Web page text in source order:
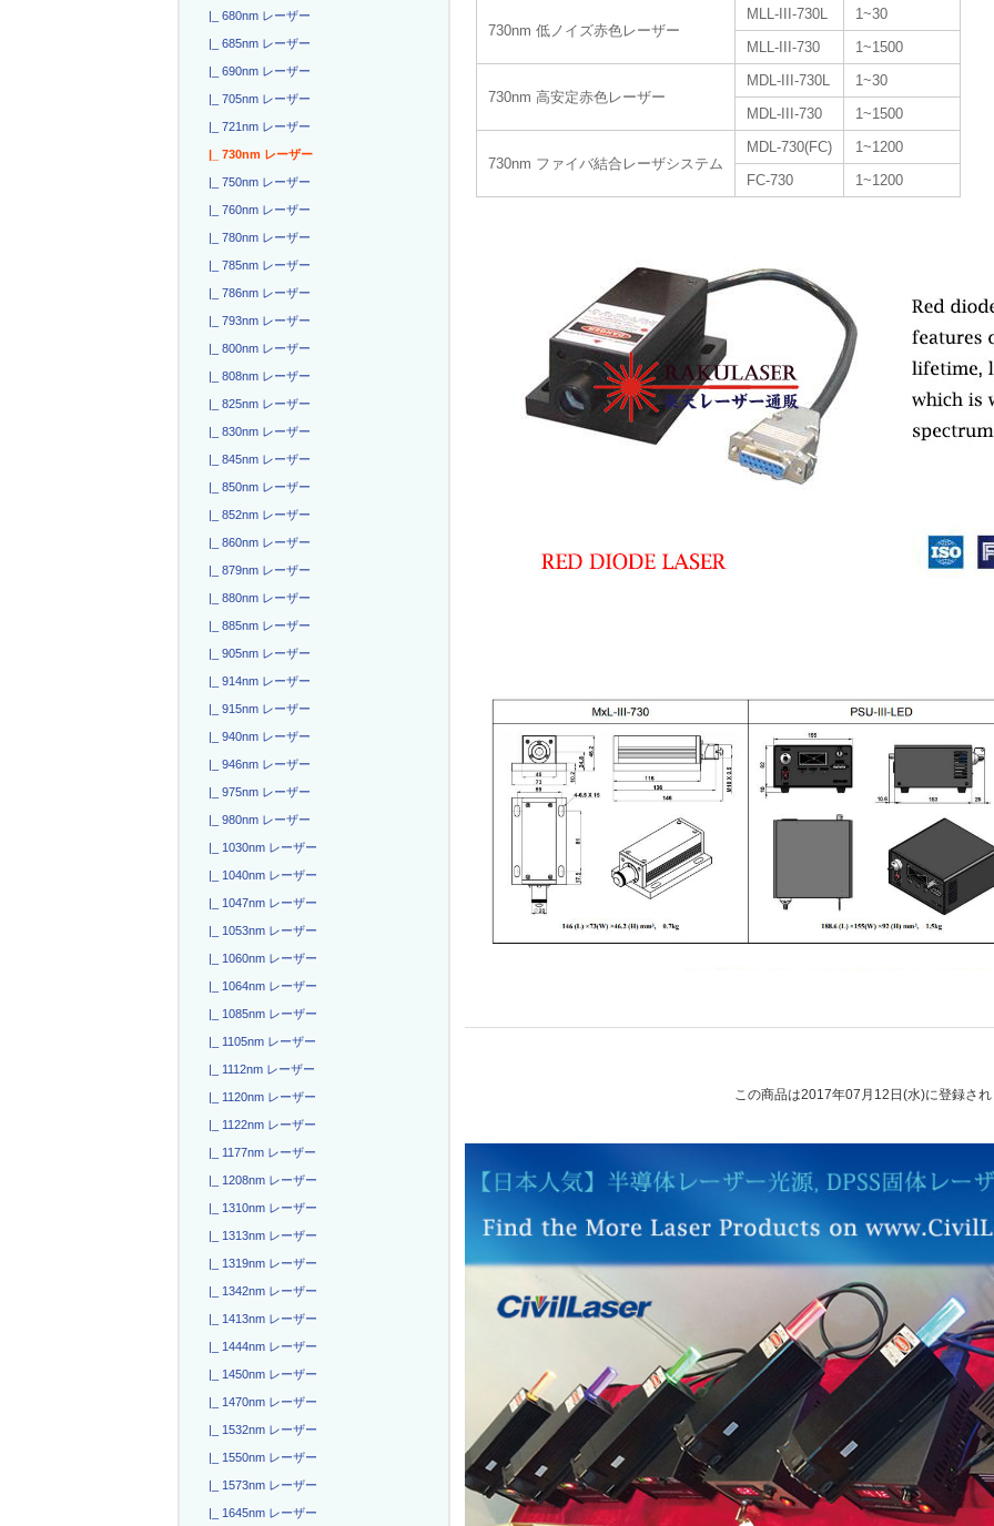
|_ 680nm レーザー
|_ 685nm レーザー
|_ 690nm レーザー
|_ 705nm レーザー
|_ 721nm レーザー
|_ 730nm レーザー
|_ 750nm レーザー
|_ 760nm レーザー
|_ 780nm レーザー
|_ 785nm レーザー
|_ 786nm レーザー
|_ 793nm レーザー
|_ 800nm レーザー
|_ 808nm レーザー
|_ 825nm レーザー
|_ 830nm レーザー
|_ 845nm レーザー
|_ 850nm レーザー
|_ 852nm レーザー
|_ 860nm レーザー
|_ 879nm レーザー
|_ 880nm レーザー
|_ 885nm レーザー
|_ 905nm レーザー
|_ 914nm レーザー
|_ 915nm レーザー
|_ 940nm レーザー
|_ 946nm レーザー
|_ 975nm レーザー
|_ 980nm レーザー
|_ 1030nm レーザー
|_ 1040nm レーザー
|_ 1047nm レーザー
|_ 1053nm レーザー
|_ 1060nm レーザー
|_ 1064nm レーザー
|_ 1085nm レーザー
|_ 1105nm レーザー
|_ 1112nm レーザー
|_ 1120nm レーザー
|_ 1122nm レーザー
|_ 1177nm レーザー
|_ 1208nm レーザー
|_ 1310nm レーザー
|_ 1313nm レーザー
|_ 1319nm レーザー
|_ 1342nm レーザー
|_ 1413nm レーザー
|_ 1444nm レーザー
|_ 1450nm レーザー
|_ 1470nm レーザー
|_ 1532nm レーザー
|_ 1550nm レーザー
|_ 1573nm レーザー
|_ 1645nm レーザー
730nm 低ノイズ赤色レーザー
MLL-III-730L
1~30
MLL-III-730
1~1500
730nm 高安定赤色レーザー
MDL-III-730L
1~30
MDL-III-730
1~1500
730nm ファイバ結合レーザシステム
MDL-730(FC)
1~1200
FC-730
1~1200
この商品は2017年07月12日(水)に登録され